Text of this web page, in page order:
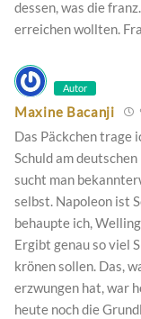
dessen, was die
erreichen wollten.
Autor
Maxine Bacanji
Das Päckchen trage
Schuld am
sucht man
selbst. Napoleon ist
behaupte ich,
Ergibt genau so viel
krönen sollen. Das,
erzwungen hat, war
heute noch die